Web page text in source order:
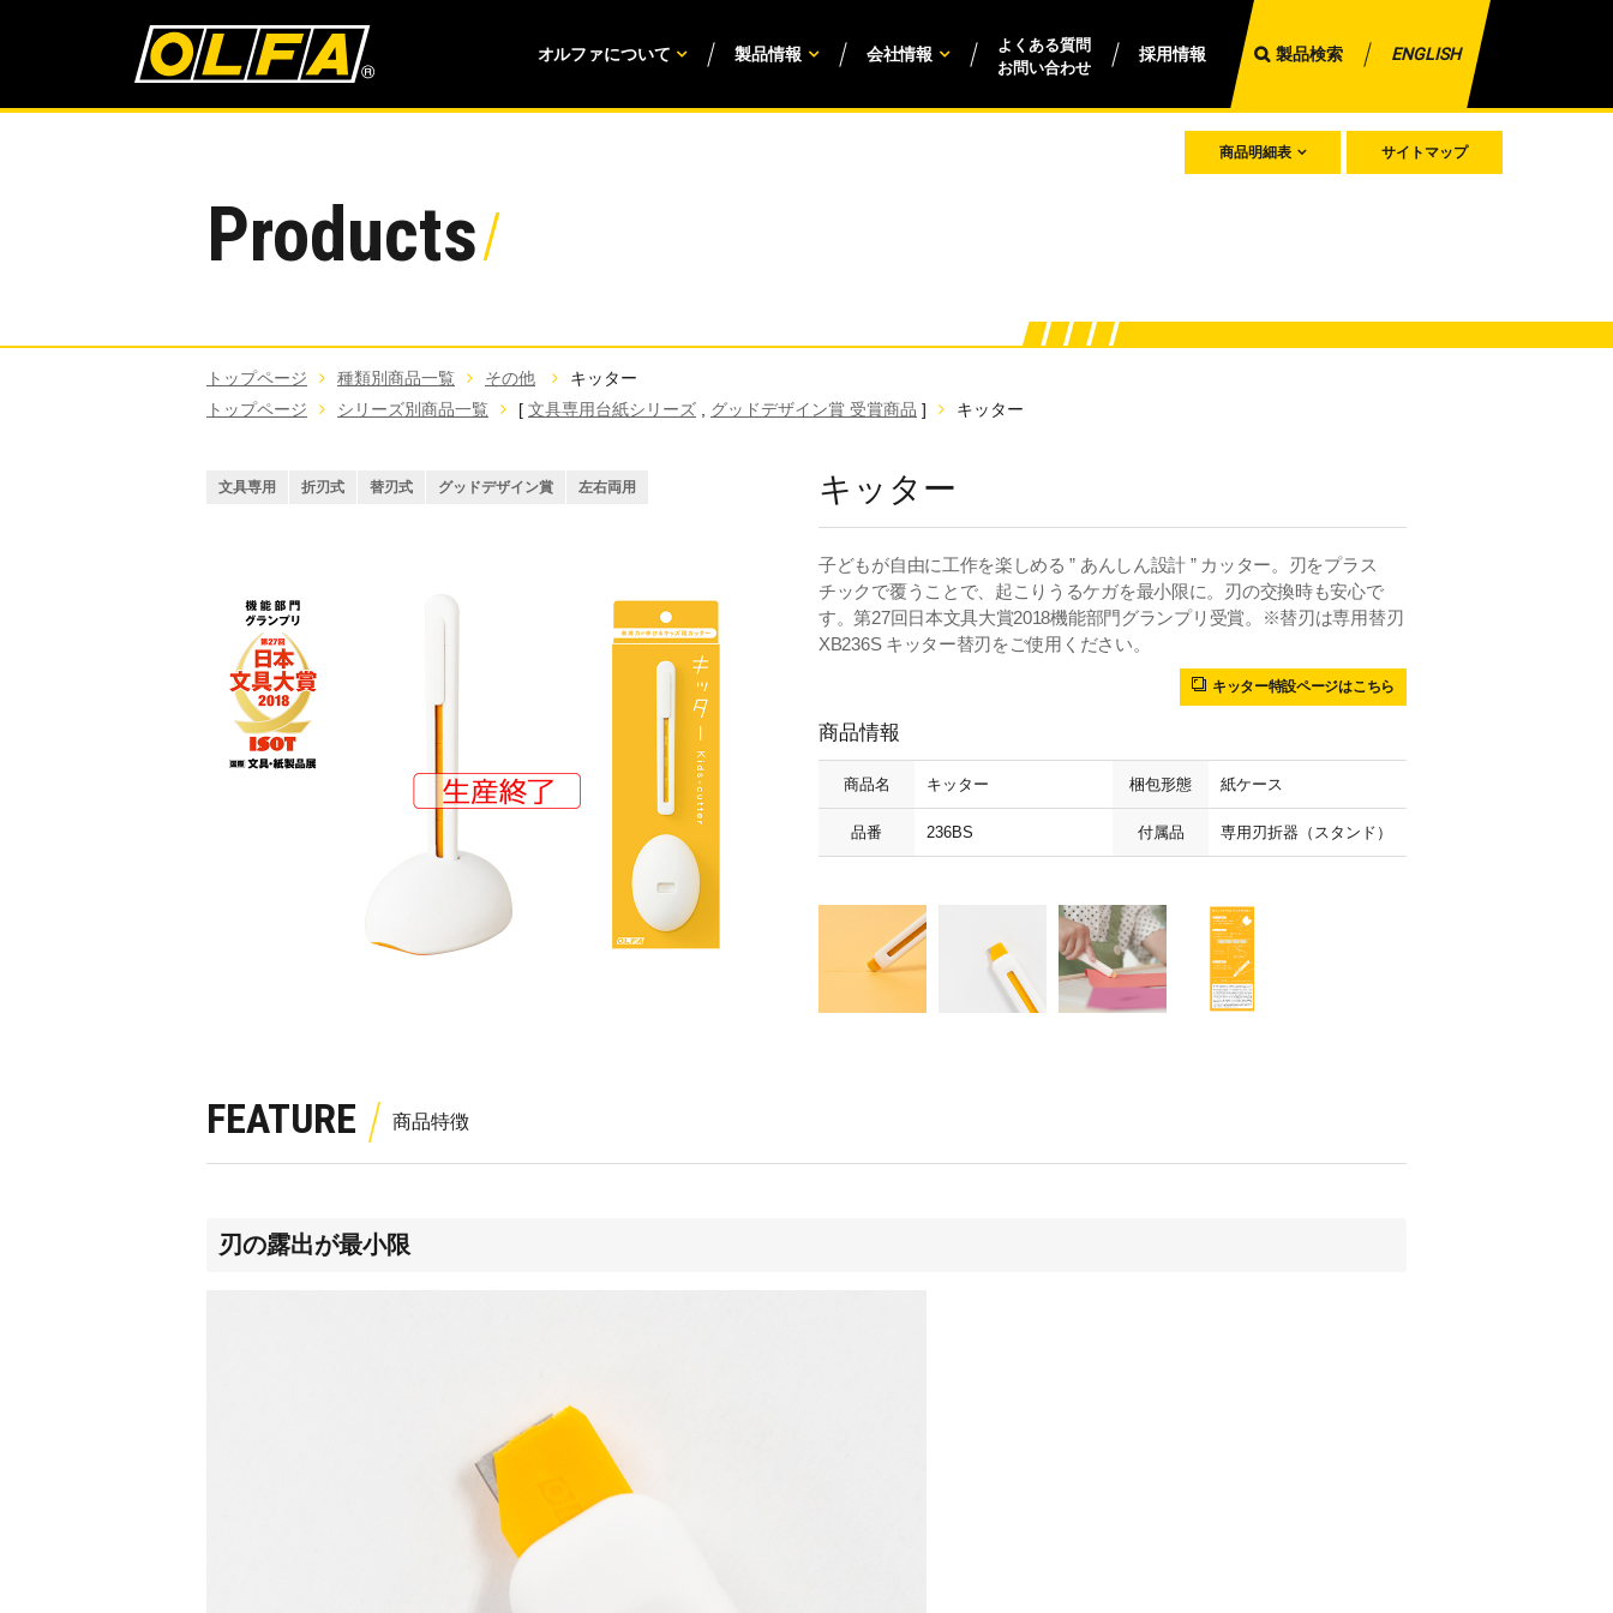
オルファについて 製品情報 会社情報
よくある質問
お問い合わせ
採用情報 製品検索 ENGLISH
Products
商品明細表 サイトマップ
トップページ 種類別商品一覧 その他
キッター
トップページ
シリーズ別商品一覧 [ 文具専用台紙シリーズ グッドデザイン賞 受賞商品 ] キッター
文具専用 折刃式 替刃式 グッドデザイン賞 左右両用 キッター
子どもが自由に工作を楽しめる ” あんしん設計 ” カッター。刃をプラス
チックで覆うことで、起こりうるケガを最小限に。刃の交換時も安心で
す。第27回日本文具大賞2018機能部門グランプリ受賞。※替刃は専用替刃
XB236S キッター替刃をご使用ください。
キッター特設ページはこちら
商品情報
商品名 キッター
品番 236BS
梱包形態 紙ケース
付属品 専用刃折器（スタンド）
FEATURE
刃の露出が最小限